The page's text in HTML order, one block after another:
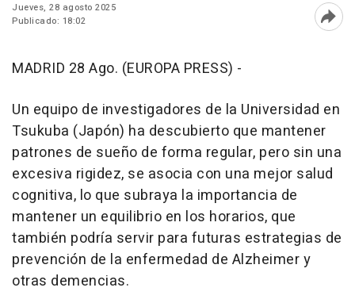
Jueves, 28 agosto 2025
Publicado: 18:02
MADRID 28 Ago. (EUROPA PRESS) -
Un equipo de investigadores de la Universidad en
Tsukuba (Japón) ha descubierto que mantener
patrones de sueño de forma regular, pero sin una
excesiva rigidez, se asocia con una mejor salud
cognitiva, lo que subraya la importancia de
mantener un equilibrio en los horarios, que
también podría servir para futuras estrategias de
prevención de la enfermedad de Alzheimer y
otras demencias.